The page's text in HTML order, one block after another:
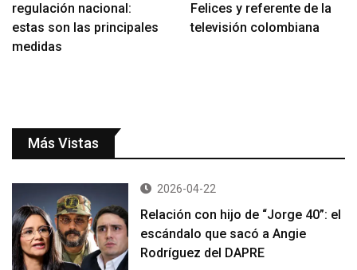
regulación nacional:
estas son las principales
medidas
Felices y referente de la
televisión colombiana
Más Vistas
2026-04-22
Relación con hijo de “Jorge 40”: el
escándalo que sacó a Angie
Rodríguez del DAPRE